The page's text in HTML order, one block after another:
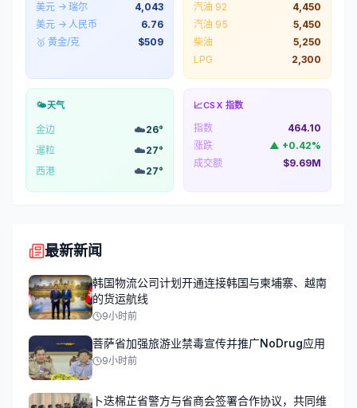
美元 → 瑞尔
4,043
美元 → 人民币
6.76
🥇 黄金/克
$509
汽油 92
4,450
汽油 95
5,450
柴油
5,250
LPG
2,300
🌤️天气
金边 ☁️26°
暹粒
☁️27°
西港
☁️27°
📈CSX 指数
指数
464.10
涨跌
▲ +0.42%
成交额
$9.69M
最新新闻
韩国物流公司计划开通连接韩国与柬埔寨、越南
的货运航线
9小时前
菩萨省加强旅游业禁毒宣传并推广NoDrug应用
9小时前
卜迭棉芷省警方与省商会签署合作协议，共同维